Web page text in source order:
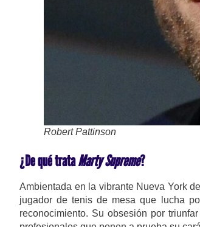
Robert Pattinson
¿De qué trataMarty Supreme?
Ambientada en la vibrante Nueva York
jugador de tenis de mesa que lucha
reconocimiento. Su obsesión por